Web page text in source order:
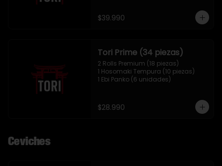
$39.990
Tori Prime (34 piezas)
2 Rolls Premium (18 piezas)
1 Hosomaki Tempura (10 piezas)
1 Ebi Panko (6 unidades)
$28.990
Ceviches